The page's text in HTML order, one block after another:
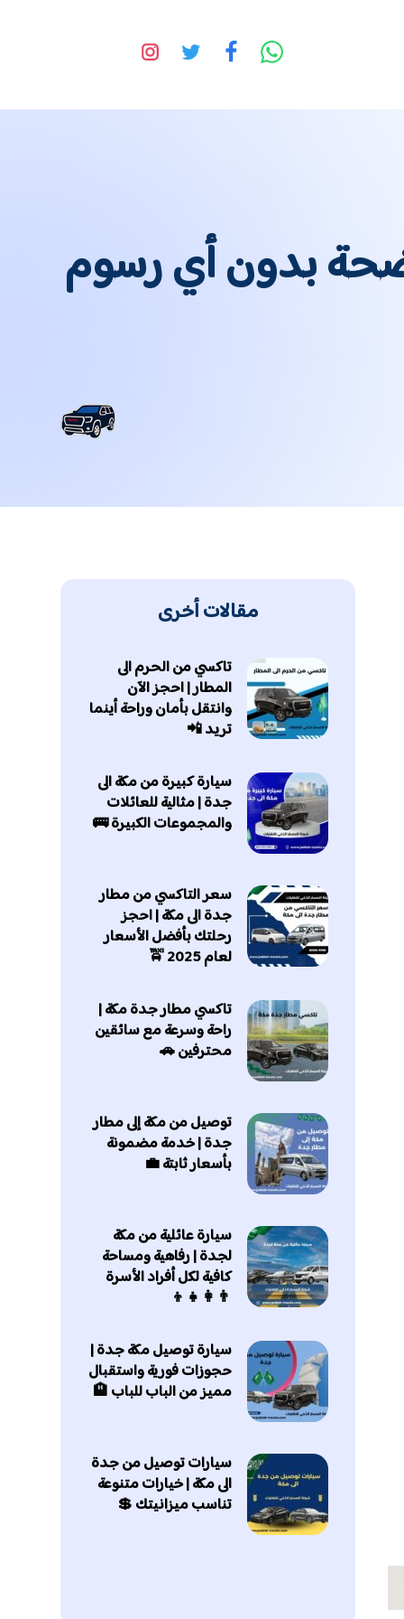
بدون أي رسوم
مقالات أخرى
تاكسي من الحرم الى
المطار | احجز الآن
وانتقل بأمان وراحة أينما
تريد 📲
سيارة كبيرة من مكة الى
جدة | مثالية للعائلات
والمجموعات الكبيرة 🚌
سعر التاكسي من مطار
جدة الى مكة | احجز
رحلتك بأفضل الأسعار
لعام 2025 🚖
تاكسي مطار جدة مكة |
راحة وسرعة مع سائقين
محترفين 🚗
توصيل من مكة إلى مطار
جدة | خدمة مضمونة
بأسعار ثابتة 💼
سيارة عائلية من مكة
لجدة | رفاهية ومساحة
كافية لكل أفراد الأسرة
👨‍👩‍👧‍👦
سيارة توصيل مكة جدة |
حجوزات فورية واستقبال
مميز من الباب للباب 🏨
سيارات توصيل من جدة
الى مكة | خيارات متنوعة
تناسب ميزانيتك 💲